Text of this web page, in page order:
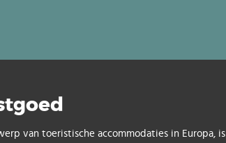
van toeristische accommodaties in Europa, is